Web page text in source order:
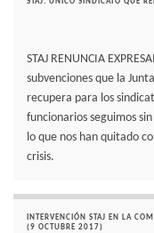
STAJ: UNICO SINDICATO QUE
STAJ RENUNCIA
subvenciones que la
recupera para los
funcionarios seguimos
lo que nos han quitado
crisis.
INTERVENCIÓN STAJ EN LA
(9 OCTUBRE 2017)